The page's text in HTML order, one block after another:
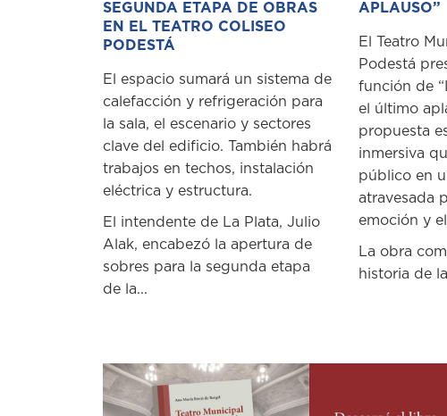
SEGUNDA ETAPA DE OBRAS
EN EL TEATRO COLISEO
PODESTÁ
El espacio sumará un sistema de
calefacción y refrigeración para
la sala, el escenario y sectores
clave del edificio. También habrá
trabajos en techos, instalación
eléctrica y estructura.
El intendente de La Plata, Julio
Alak, encabezó la apertura de
sobres para la segunda etapa
de la...
APLAUSO”
El Teatro
Podestá
función de
el último
propuesta
inmersiva
público en
atravesada
emoción y
La obra
historia de